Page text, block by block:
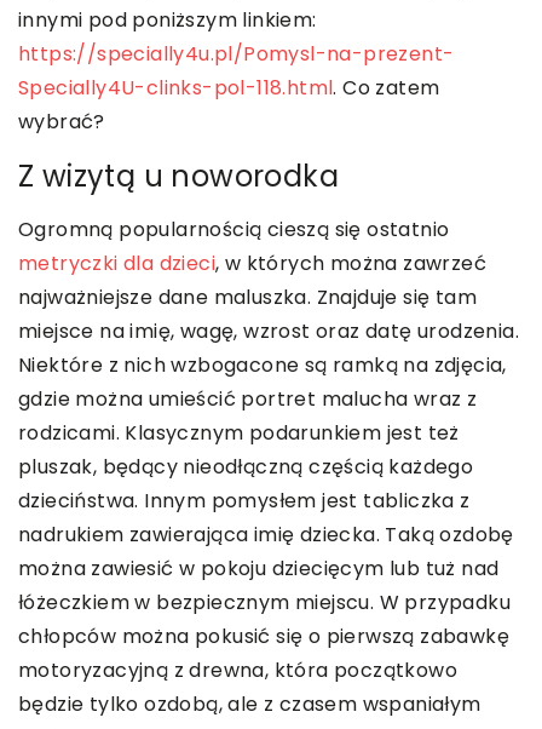
innymi pod poniższym linkiem:
https://specially4u.pl/Pomysl-na-prezent-
Specially4U-clinks-pol-118.html. Co zatem
wybrać?
Z wizytą u noworodka
Ogromną popularnością cieszą się ostatnio
metryczki dla dzieci, w których można zawrzeć
najważniejsze dane maluszka. Znajduje się tam
miejsce na imię, wagę, wzrost oraz datę urodzenia.
Niektóre z nich wzbogacone są ramką na zdjęcia,
gdzie można umieścić portret malucha wraz z
rodzicami. Klasycznym podarunkiem jest też
pluszak, będący nieodłączną częścią każdego
dzieciństwa. Innym pomysłem jest tabliczka z
nadrukiem zawierająca imię dziecka. Taką ozdobę
można zawiesić w pokoju dziecięcym lub tuż nad
łóżeczkiem w bezpiecznym miejscu. W przypadku
chłopców można pokusić się o pierwszą zabawkę
motoryzacyjną z drewna, która początkowo
będzie tylko ozdobą, ale z czasem wspaniałym